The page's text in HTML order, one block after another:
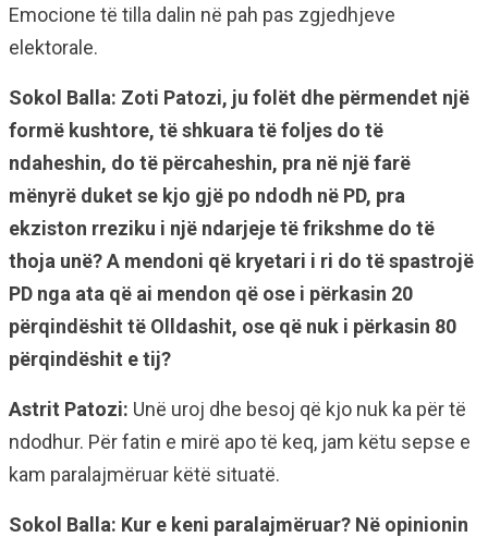
Emocione të tilla dalin në pah pas zgjedhjeve
elektorale.
Sokol Balla: Zoti Patozi, ju folët dhe përmendet një
formë kushtore, të shkuara të foljes do të
ndaheshin, do të përcaheshin, pra në një farë
mënyrë duket se kjo gjë po ndodh në PD, pra
ekziston rreziku i një ndarjeje të frikshme do të
thoja unë? A mendoni që kryetari i ri do të spastrojë
PD nga ata që ai mendon që ose i përkasin 20
përqindëshit të Olldashit, ose që nuk i përkasin 80
përqindëshit e tij?
Astrit Patozi: Unë uroj dhe besoj që kjo nuk ka për të
ndodhur. Për fatin e mirë apo të keq, jam këtu sepse e
kam paralajmëruar këtë situatë.
Sokol Balla: Kur e keni paralajmëruar? Në opinionin